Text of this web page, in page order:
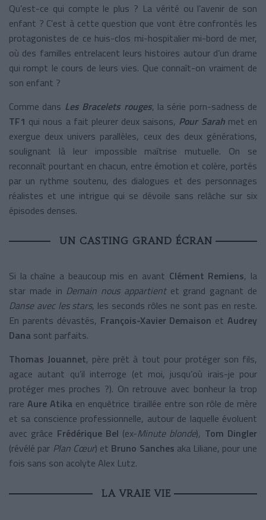
Qu’est-ce qui compte le plus ? La vérité ou l’avenir de son
enfant ? C’est à cette question que vont être confrontés les
protagonistes de ce huis-clos mi-hospitalier mi-bord de mer,
où des familles entrelacent leurs histoires autour d’un drame
qui rompt le cours de leurs vies. Que connaît-on vraiment de
son enfant ?
Comme dans Les Bracelets rouges, la série porn-sadness de
TF1 qui nous a fait pleurer deux saisons, Pour Sarah met en
exergue deux univers parallèles, ceux des deux générations,
soulignant là leur impossible maîtrise mutuelle. On se
reconnaît pourtant en chacun, entre émotion et colère, portés
par un rythme soutenu, des dialogues et des personnages
réalistes et une intrigue qui se dévoile sans relâche sur six
épisodes denses.
UN CASTING GRAND ÉCRAN
Si la chaîne a beaucoup mis en avant Clément Remiens, la
star made in Demain nous appartientet grand gagnant de
Danse avec les stars, les seconds rôles ne sont pas en reste.
En parents dévastés, François-Xavier Demaison etAudrey
Dana sont parfaits.
Thomas Jouannet, père prêt à tout pour protéger son fils,
agace autant qu’il interroge (et moi, jusqu’où irais-je pour
protéger mes proches ?). On retrouve avec bonheur la trop
rareAure Atika en enquêtrice tiraillée entre son rôle de mère
et sa conscience professionnelle, autour de laquelle évoluent
avec grâce Frédérique Bel (ex-Minute blonde), Tom Dingler
(révélé par Plan Cœur) et Bruno Sanches aka Liliane, pour une
fois sans son acolyte Alex Lutz.
LA VRAIE VIE